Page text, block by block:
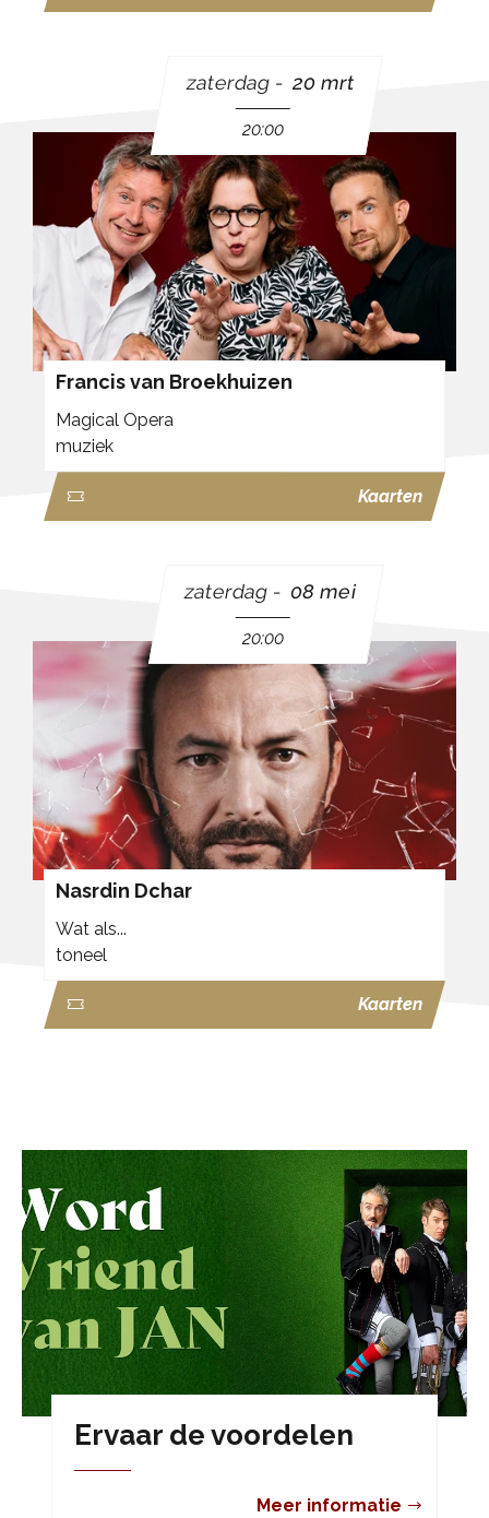
zaterdag 20 mrt
20:00
Francis van Broekhuizen
Magical Opera
muziek
Kaarten
zaterdag 08 mei
20:00
Nasrdin Dchar
Wat als...
toneel
Kaarten
Ervaar de voordelen
Meer informatie